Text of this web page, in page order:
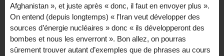
Afghanistan », et juste après « donc, il faut en envoyer plus ».
On entend (depuis longtemps) « l’Iran veut développer des
sources d’énergie nucléaires » donc « ils développeront des
bombes et nous les enverront ». Bon allez, on pourras
sûrement trouver autant d’exemples que de phrases au cours